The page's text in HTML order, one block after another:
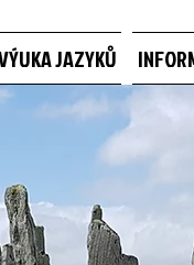
JAZYKŮ